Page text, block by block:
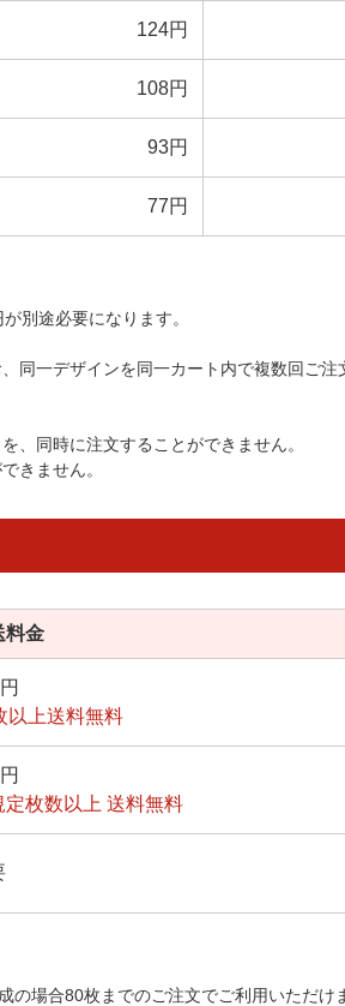
124円
108円
93円
77円
別途必要になります。
同一デザインを同一カート内で複数回ご注
、同時に注文することができません。
きません。
料金
以上送料無料
枚数以上 送料無料
場合80枚までのご注文でご利用いただけ